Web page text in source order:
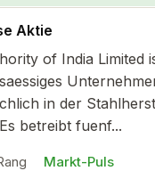
Aktie
of India Limited
in der
betreibt fuenf...
Markt-Puls